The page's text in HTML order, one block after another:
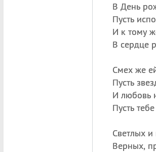
В День
Пусть
И к тому
В сердце
Смех же
Пусть
И любовь
Пусть
Светлых
Верных,